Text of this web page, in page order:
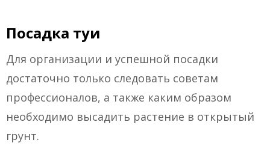
Посадка туи
Для организации и успешной посадки
достаточно только следовать советам
профессионалов, а также каким образом
необходимо высадить растение в открытый
грунт.